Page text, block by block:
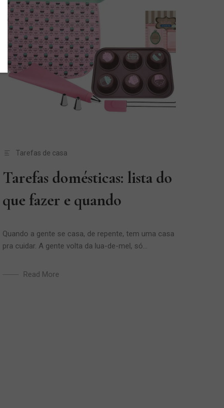
Tarefas de casa
Tarefas domésticas: lista do
que fazer e quando
Quando a gente se casa, de repente, tem uma casa
pra cuidar. A gente volta da lua-de-mel, só...
Read More